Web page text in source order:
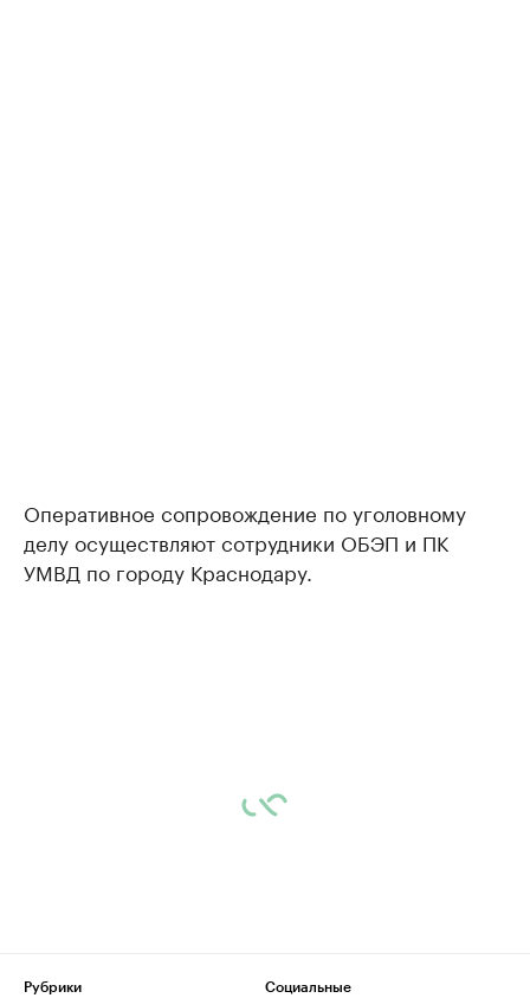
Оперативное сопровождение по уголовному
делу осуществляют сотрудники ОБЭП и ПК
УМВД по городу Краснодару.
Рубрики
Социальные